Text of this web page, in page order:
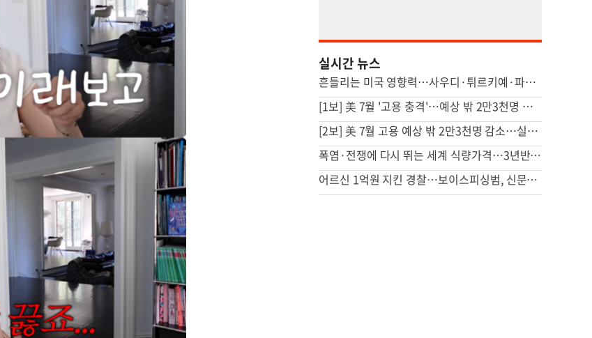
실시간 뉴스
흔들리는 미국 영향력…사우디·튀르키예·파키스탄, 공동방위조약
[1보] 美 7월 '고용 충격'…예상 밖 2만3천명 감소
[2보] 美 7월 고용 예상 밖 2만3천명 감소…실업률은 4.1%로 내려가
폭염·전쟁에 다시 뛰는 세계 식량가격…3년반 만에 최고
어르신 1억원 지킨 경찰…보이스피싱범, 신문지 가방에 속았다